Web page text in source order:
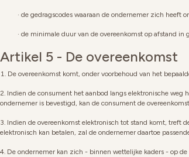
de gedragscodes waaraan de ondernemer zich heeft
de minimale duur van de overeenkomst op afstand in
Artikel 5 - De overeenkomst
De overeenkomst komt, onder voorbehoud van het
Indien de consument het aanbod langs elektronische weg
ondernemer is bevestigd, kan de consument de
Indien de overeenkomst elektronisch tot stand komt, treft
elektronisch kan betalen, zal de ondernemer daartoe
De ondernemer kan zich - binnen wettelijke kaders - op